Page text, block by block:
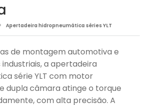
Apertadeira hidropneumática séries YLT
de montagem automotiva e
a apertadeira
série YLT com motor
dupla câmara atinge o torque
com alta precisão. A